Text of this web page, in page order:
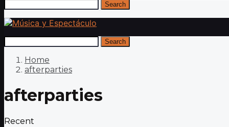
Search
Search
Home
afterparties
afterparties
Recent